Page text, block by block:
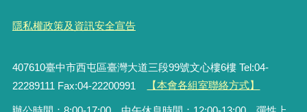
隱私權政策及資訊安全宣告
407610臺中市西屯區臺灣大道三段99號文心樓6樓 Tel:04-
22289111 Fax:04-22200991
【本會各組室聯絡方式】